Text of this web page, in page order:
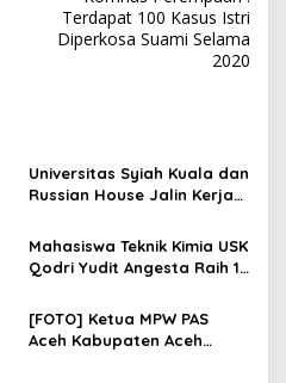
Terdapat 100 Kasus Istri
Diperkosa Suami Selama
2020
Universitas Syiah Kuala dan
Russian House Jalin Kerja
Mahasiswa Teknik Kimia USK
Qodri Yudit Angesta Raih 17
Internasional
[FOTO] Ketua MPW PAS
Aceh Kabupaten Aceh